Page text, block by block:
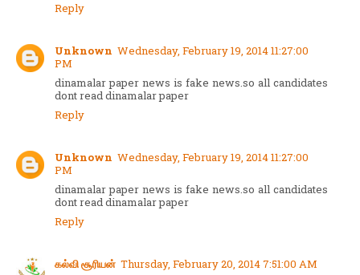
Reply
Unknown Wednesday, February 19, 2014 11:27:00
PM
dinamalar paper news is fake news.so all candidates
dont read dinamalar paper
Reply
Unknown Wednesday, February 19, 2014 11:27:00
PM
dinamalar paper news is fake news.so all candidates
dont read dinamalar paper
Reply
கல்வி சூரியன் Thursday, February 20, 2014 7:51:00 AM